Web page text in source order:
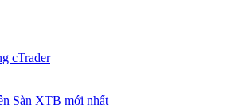
cTrader
Sàn XTB mới nhất